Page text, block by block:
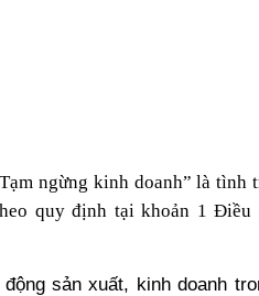
ngừng kinh doanh” là tình
quy định tại khoản 1 Điều
sản xuất, kinh doanh